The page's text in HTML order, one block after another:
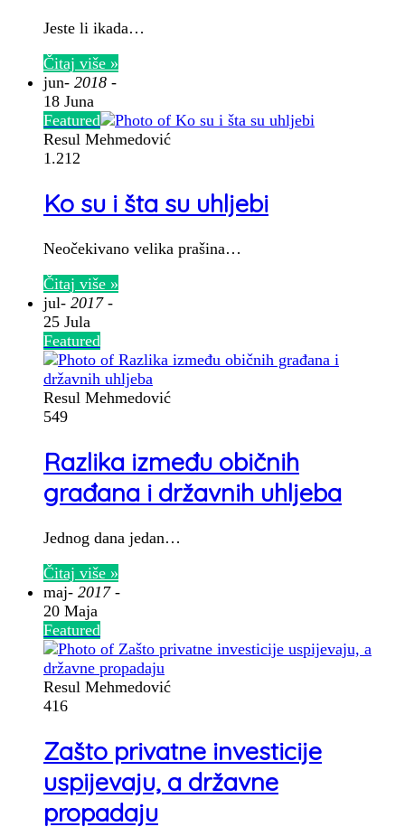
Jeste li ikada…
Čitaj više »
jun- 2018 -
18 Juna
Featured
Resul Mehmedović
1.212
Ko su i šta su uhljebi
Neočekivano velika prašina…
Čitaj više »
jul- 2017 -
25 Jula
Featured
Resul Mehmedović
549
Razlika između običnih
građana i državnih uhljeba
Jednog dana jedan…
Čitaj više »
maj- 2017 -
20 Maja
Featured
Resul Mehmedović
416
Zašto privatne investicije
uspijevaju, a državne
propadaju